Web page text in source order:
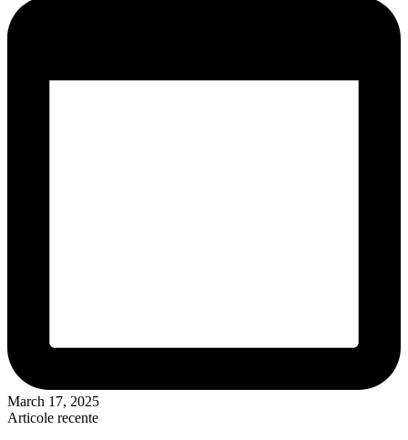
March 17, 2025
Articole recente